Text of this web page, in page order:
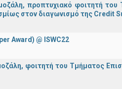
προπτυχιακό φοιτητή
στον διαγωνισμό της Credit
Award) @ ISWC22
φοιτητή του Τμήματος